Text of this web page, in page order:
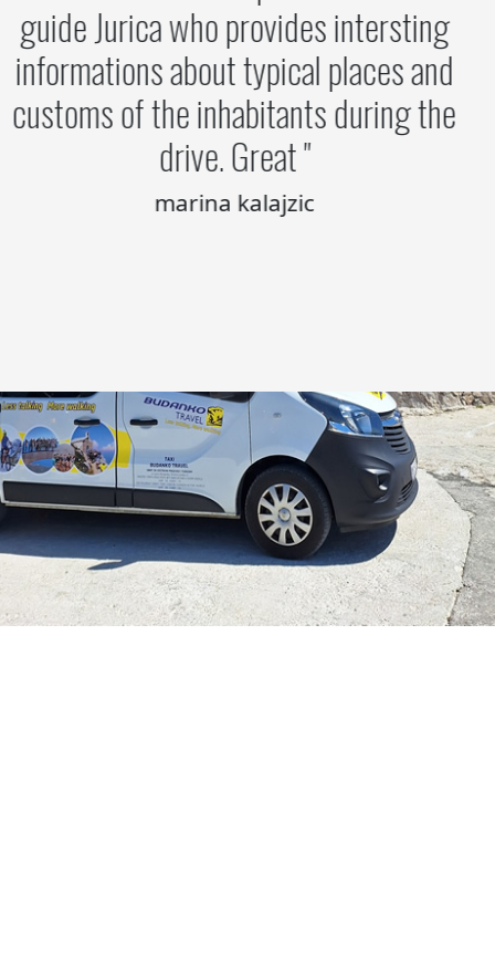
guide Jurica who provides intersting
informations about typical places and
customs of the inhabitants during the
drive. Great
marina kalajzic